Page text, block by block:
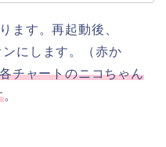
ます。再起動後、
ンにします。（赤か
チャートのニコちゃん
。